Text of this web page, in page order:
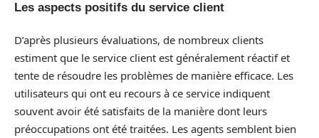
Les aspects positifs du service client
D’après plusieurs évaluations, de nombreux clients
estiment que le service client est généralement réactif et
tente de résoudre les problèmes de manière efficace. Les
utilisateurs qui ont eu recours à ce service indiquent
souvent avoir été satisfaits de la manière dont leurs
préoccupations ont été traitées. Les agents semblent bien